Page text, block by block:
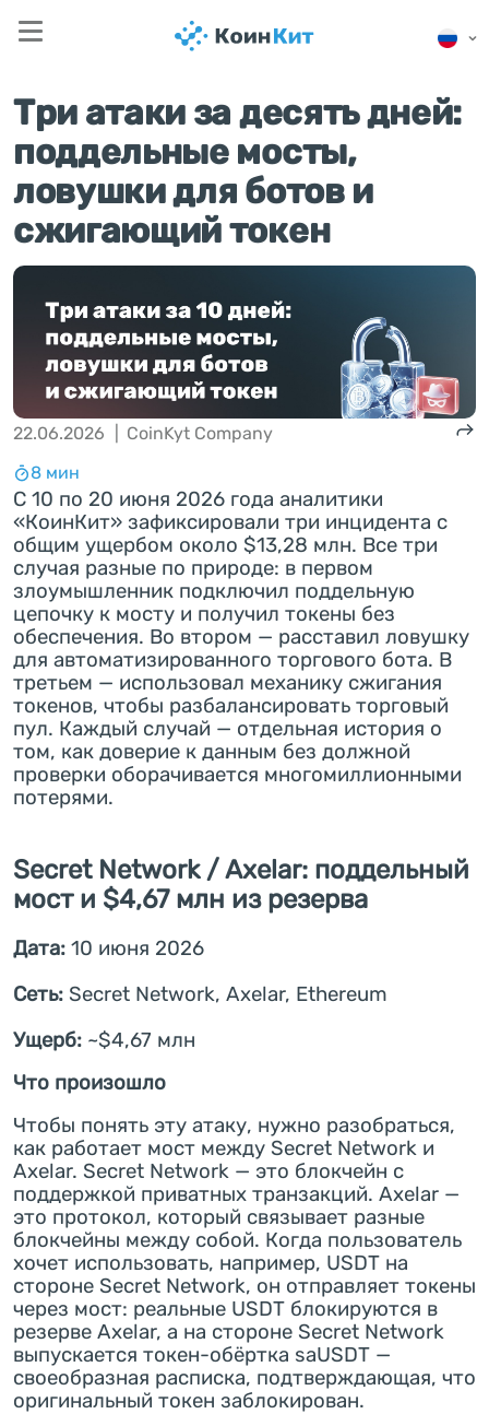
Три атаки за десять дней:
поддельные мосты,
ловушки для ботов и
сжигающий токен
22.06.2026
CoinKyt Company
8 мин
С 10 по 20 июня 2026 года аналитики
«КоинКит» зафиксировали три инцидента с
общим ущербом около $13,28 млн. Все три
случая разные по природе: в первом
злоумышленник подключил поддельную
цепочку к мосту и получил токены без
обеспечения. Во втором — расставил ловушку
для автоматизированного торгового бота. В
третьем — использовал механику сжигания
токенов, чтобы разбалансировать торговый
пул. Каждый случай — отдельная история о
том, как доверие к данным без должной
проверки оборачивается многомиллионными
потерями.
Secret Network / Axelar: поддельный
мост и $4,67 млн из резерва
Дата: 10 июня 2026
Сеть: Secret Network, Axelar, Ethereum
Ущерб: ~$4,67 млн
Что произошло
Чтобы понять эту атаку, нужно разобраться,
как работает мост между Secret Network и
Axelar. Secret Network — это блокчейн с
поддержкой приватных транзакций. Axelar —
это протокол, который связывает разные
блокчейны между собой. Когда пользователь
хочет использовать, например, USDT на
стороне Secret Network, он отправляет токены
через мост: реальные USDT блокируются в
резерве Axelar, а на стороне Secret Network
выпускается токен-обёртка saUSDT —
своеобразная расписка, подтверждающая, что
оригинальный токен заблокирован.